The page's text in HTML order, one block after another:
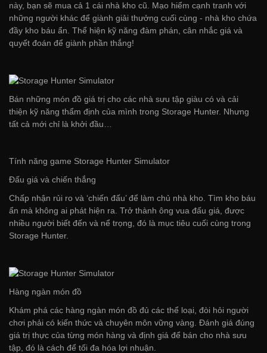
này, bạn sẽ mua cả 1 cái nhà kho cũ. Mạo hiểm cạnh tranh với
những người khác để giành giải thưởng cuối cùng - nhà kho chứa
đầy kho báu ẩn. Thể hiện kỹ năng đàm phán, cân nhắc giá và
quyết đoán để giành phần thắng!
Bán những món đồ giá trị cho các nhà sưu tập giàu có và cải
thiện kỹ năng thẩm định của mình trong Storage Hunter. Nhưng
tất cả mới chỉ là khởi đầu…
Tính năng game Storage Hunter Simulator
Đấu giá và chiến thắng
Chấp nhận rủi ro và ‘chiến đấu’ để làm chủ nhà kho. Tìm kho báu
ẩn mà không ai phát hiện ra. Trở thành ông vua đấu giá, được
nhiều người biết đến và nể trọng, đó là mục tiêu cuối cùng trong
Storage Hunter.
Hàng ngàn món đồ
Khám phá các hàng ngàn món đồ đủ các thể loại, đòi hỏi người
chơi phải có kiến thức và chuyên môn vững vàng. Đánh giá đúng
giá trị thực của từng món hàng và định giá để bán cho nhà sưu
tập, đó là cách để tối đa hóa lợi nhuận.